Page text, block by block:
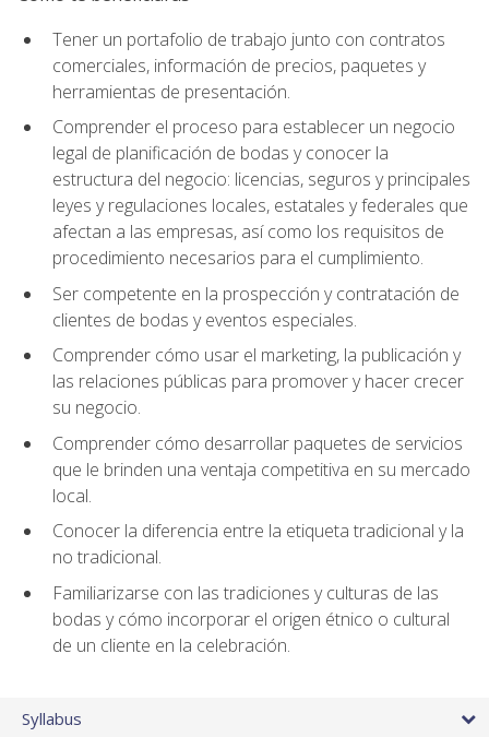
Tener un portafolio de trabajo junto con contratos
comerciales, información de precios, paquetes y
herramientas de presentación.
Comprender el proceso para establecer un negocio
legal de planificación de bodas y conocer la
estructura del negocio: licencias, seguros y principales
leyes y regulaciones locales, estatales y federales que
afectan a las empresas, así como los requisitos de
procedimiento necesarios para el cumplimiento.
Ser competente en la prospección y contratación de
clientes de bodas y eventos especiales.
Comprender cómo usar el marketing, la publicación y
las relaciones públicas para promover y hacer crecer
su negocio.
Comprender cómo desarrollar paquetes de servicios
que le brinden una ventaja competitiva en su mercado
local.
Conocer la diferencia entre la etiqueta tradicional y la
no tradicional.
Familiarizarse con las tradiciones y culturas de las
bodas y cómo incorporar el origen étnico o cultural
de un cliente en la celebración.
Syllabus